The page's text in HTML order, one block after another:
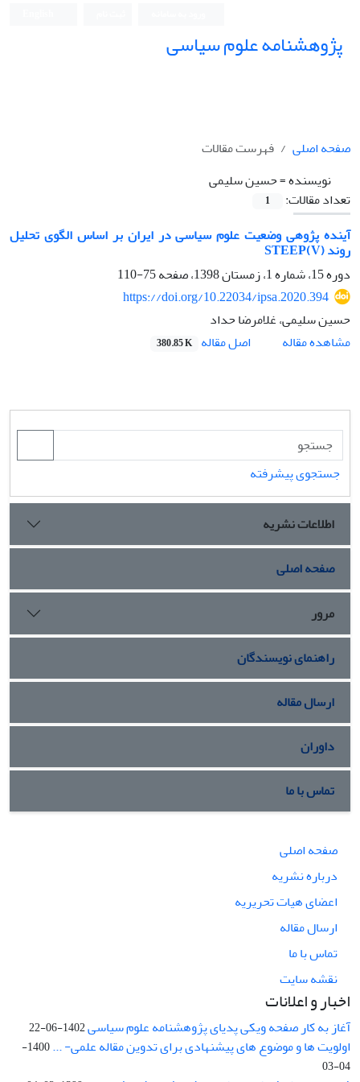
پژوهشنامه علوم سیاسی
صفحه اصلی
فهرست مقالات
نویسنده =حسین سلیمی
تعداد مقالات:
1
آینده پژوهی وضعیت علوم سیاسی در ایران بر اساس الگوی تحلیل
روند STEEP(V)
دوره 15، شماره 1، زمستان 1398، صفحه
75-110
https://doi.org/10.22034/ipsa.2020.394
حسین سلیمی، غلامرضا حداد
مشاهده مقاله
اصل مقاله 380.85 K
جستجوی پیشرفته
اطلاعات نشریه
صفحه اصلی
مرور
راهنمای نویسندگان
ارسال مقاله
داوران
تماس با ما
صفحه اصلی
درباره نشریه
اعضای هیات تحریریه
ارسال مقاله
تماس با ما
نقشه سایت
اخبار و اعلانات
آغاز به کار صفحه ویکی پدیای پژوهشنامه علوم سیاسی1402-06-22
اولویت ها و موضوع های پیشنهادی برای تدوین مقاله علمی- ...
1400-
04-03